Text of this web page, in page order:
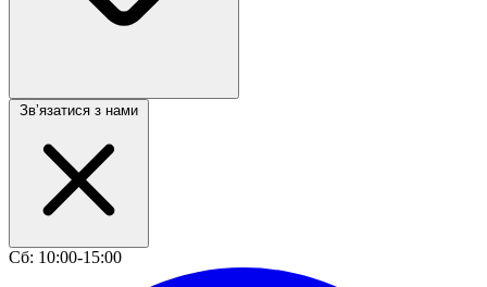
Звʼязатися з нами
Сб: 10:00-15:00